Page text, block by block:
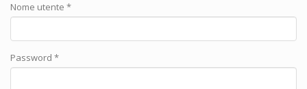
Nome utente *
Password *